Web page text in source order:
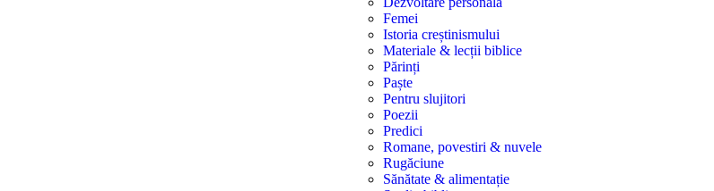
Femei
Istoria creștinismului
Materiale & lecții biblice
Părinți
Paște
Pentru slujitori
Poezii
Predici
Romane, povestiri & nuvele
Rugăciune
Sănătate & alimentație